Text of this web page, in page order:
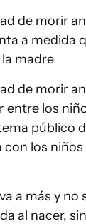
de morir
a medida
madre
de morir
entre los
público
los niños
a más y no
al nacer,